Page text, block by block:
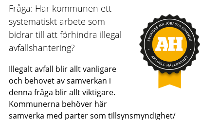
Fråga: Har kommunen ett
systematiskt arbete som
bidrar till att förhindra illegal
avfallshantering?
Illegalt avfall blir allt vanligare
och behovet av samverkan i
denna fråga blir allt viktigare.
Kommunerna behöver här
samverka med parter som tillsynsmyndighet/